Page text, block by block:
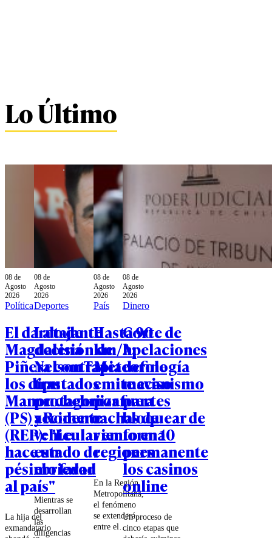
Lo Último
08 de
Agosto
2026
Política
El dardo de
Magdalena
Piñera contra
los diputados
Manouchehri
(PS) y Romero
(REP): "Le
hace un
pésimo favor
al país"
La hija del
exmandatario
08 de
Agosto
2026
Deportes
La tajante
decisión de
Nelson Tapia
tras
protagonizar
accidente
vehicular en
estado de
ebriedad
Mientras se
desarrollan
las
diligencias
08 de
Agosto
2026
País
Hasta 90
km/h:
Meteorología
emite aviso
por fuertes
rachas de
viento en 10
regiones
En la Región
Metropolitana,
el fenómeno
se extenderá
entre el
08 de
Agosto
2026
Dinero
Corte de
Apelaciones
define
mecanismo
para
bloquear de
forma
permanente
los casinos
online
Un proceso de
cinco etapas que